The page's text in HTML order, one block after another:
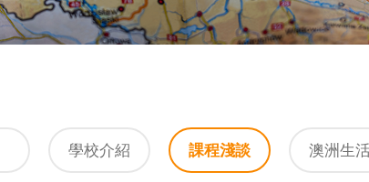
學校介紹 課程淺談 澳洲生